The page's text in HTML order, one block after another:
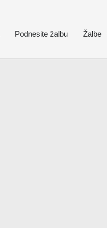
Podnesite žalbu Žalbe